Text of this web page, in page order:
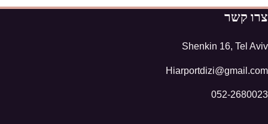
צרו קשר
Shenkin 16, Tel Aviv
Hiarportdizi@gmail.com
052-2680023